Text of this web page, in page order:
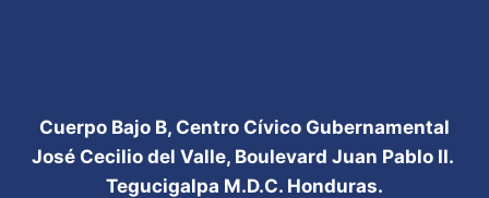
Cuerpo Bajo B, Centro Cívico Gubernamental
José Cecilio del Valle, Boulevard Juan Pablo II.
Tegucigalpa M.D.C. Honduras.